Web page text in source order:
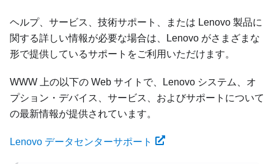
ヘルプ、サービス、技術サポート、または Lenovo 製品に
関する詳しい情報が必要な場合は、Lenovo がさまざまな
形で提供しているサポートをご利用いただけます。
WWW 上の以下の Web サイトで、Lenovo システム、オ
プション・デバイス、サービス、およびサポートについて
の最新情報が提供されています。
Lenovo データセンターサポート